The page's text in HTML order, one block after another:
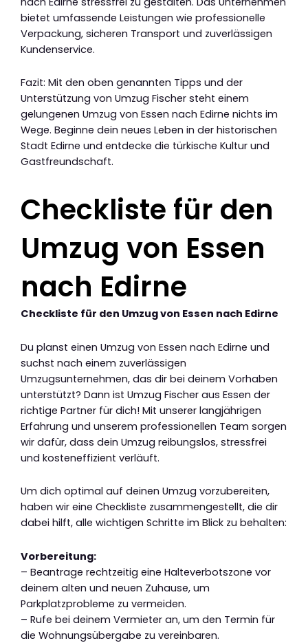
bietet umfassende Leistungen wie professionelle
Verpackung, sicheren Transport und zuverlässigen
Kundenservice.
Fazit: Mit den oben genannten Tipps und der
Unterstützung von Umzug Fischer steht einem
gelungenen Umzug von Essen nach Edirne nichts im
Wege. Beginne dein neues Leben in der historischen
Stadt Edirne und entdecke die türkische Kultur und
Gastfreundschaft.
Checkliste für den
Umzug von Essen
nach Edirne
Checkliste für den Umzug von Essen nach Edirne
Du planst einen Umzug von Essen nach Edirne und
suchst nach einem zuverlässigen
Umzugsunternehmen, das dir bei deinem Vorhaben
unterstützt? Dann ist Umzug Fischer aus Essen der
richtige Partner für dich! Mit unserer langjährigen
Erfahrung und unserem professionellen Team sorgen
wir dafür, dass dein Umzug reibungslos, stressfrei
und kosteneffizient verläuft.
Um dich optimal auf deinen Umzug vorzubereiten,
haben wir eine Checkliste zusammengestellt, die dir
dabei hilft, alle wichtigen Schritte im Blick zu behalten:
Vorbereitung:
– Beantrage rechtzeitig eine Halteverbotszone vor
deinem alten und neuen Zuhause, um
Parkplatzprobleme zu vermeiden.
– Rufe bei deinem Vermieter an, um den Termin für
die Wohnungsübergabe zu vereinbaren.